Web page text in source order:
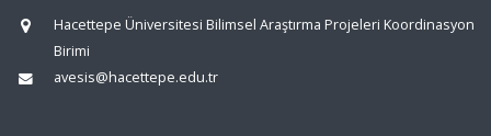
Hacettepe Üniversitesi Bilimsel Araştırma Projeleri Koordinasyon
Birimi
avesis@hacettepe.edu.tr